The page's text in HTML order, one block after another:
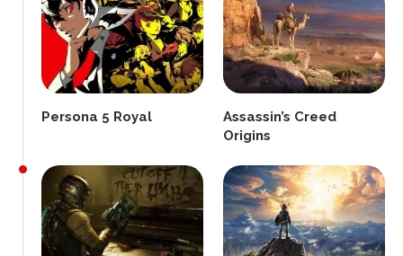
Persona 5 Royal
Assassin’s Creed
Origins